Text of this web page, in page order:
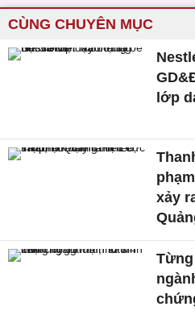
CÙNG CHUYÊN MỤC
lớp
xảy